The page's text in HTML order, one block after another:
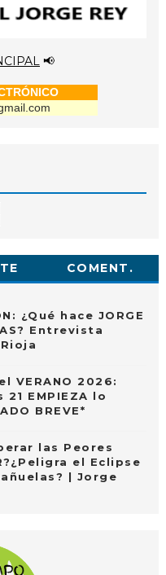
📢
COMENT.
¿Qué hace JORGE
Entrevista
VERANO 2026:
21 EMPIEZA lo
BREVE*
las Peores
el Eclipse
| Jorge